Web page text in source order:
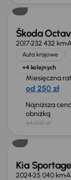
Škoda
2017232 432 km
Auta krajowe
+4 kolejnych
Miesięczna
od 250 zł
Najniższa
obniżką
44 500 zł
Taniej o 1 000 zł
Kia Sportage
202425 040 km